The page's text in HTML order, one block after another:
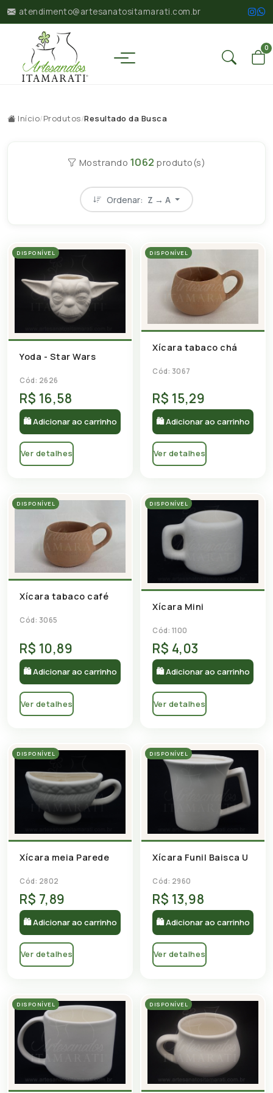
atendimento@artesanatositamarati.com.br
0
Início/Produtos/Resultado da Busca
Mostrando 1062 produto(s)
Ordenar: Z → A
DISPONÍVEL
Yoda - Star Wars
Cód: 2626
R$ 16,58
🛍 Adicionar ao carrinho
Ver detalhes
DISPONÍVEL
Xícara tabaco chá
Cód: 3067
R$ 15,29
🛍 Adicionar ao carrinho
Ver detalhes
DISPONÍVEL
Xícara tabaco café
Cód: 3065
R$ 10,89
🛍 Adicionar ao carrinho
Ver detalhes
DISPONÍVEL
Xícara Mini
Cód: 1100
R$ 4,03
🛍 Adicionar ao carrinho
Ver detalhes
DISPONÍVEL
Xícara meia Parede
Cód: 2802
R$ 7,89
🛍 Adicionar ao carrinho
Ver detalhes
DISPONÍVEL
Xícara Funil Baisca U
Cód: 2960
R$ 13,98
🛍 Adicionar ao carrinho
Ver detalhes
DISPONÍVEL DISPONÍVEL